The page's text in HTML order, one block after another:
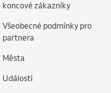
koncové zákazníky
Všeobecné podmínky pro
partnera
Města
Události